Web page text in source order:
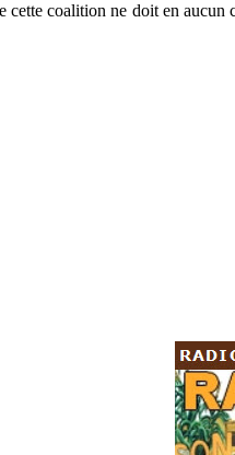
coalition ne doit en